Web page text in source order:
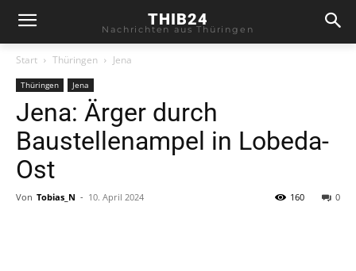
THIB24
Nachrichten aus Thüringen
Start Thüringen Jena
Thüringen Jena
Jena: Ärger durch
Baustellenampel in Lobeda-
Ost
Von Tobias_N - 10. April 2024 0
160